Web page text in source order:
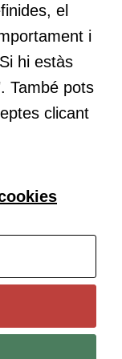
impulsant
dades Contacte
el
i
hi estàs
També pots
clicant
web.
bé
mitjà